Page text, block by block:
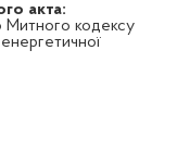
акта:
Митного кодексу